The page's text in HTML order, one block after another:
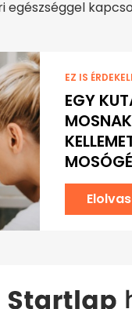
egészséggel
EZ IS
EGY